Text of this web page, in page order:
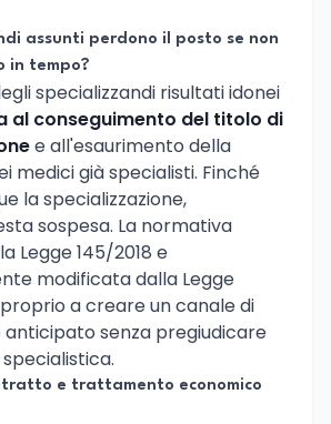
assunti perdono il posto se non
in tempo?
specializzandi risultati idonei
al conseguimento del titolo di
e all'esaurimento della
medici già specialisti. Finché
la specializzazione,
sospesa. La normativa
Legge 145/2018 e
modificata dalla Legge
a creare un canale di
senza pregiudicare
e trattamento economico